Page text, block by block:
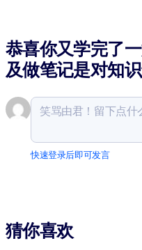
恭喜你又学完了
及做笔记是对知
快速登录后即可发言
猜你喜欢